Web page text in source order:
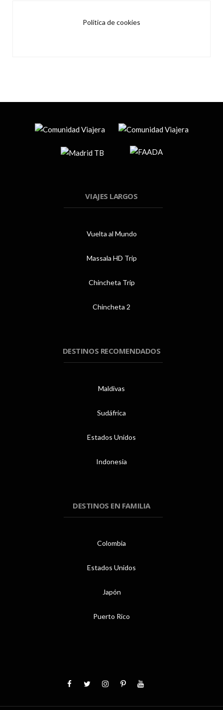
Política de cookies
VIAJES LARGOS
Vuelta al Mundo
Massala HD Trip
Chincheta Trip
Chincheta 2
DESTINOS RECOMENDADOS
Maldivas
Sudáfrica
Estados Unidos
Indonesia
DESTINOS EN FAMILIA
Colombia
Estados Unidos
Japón
Puerto Rico